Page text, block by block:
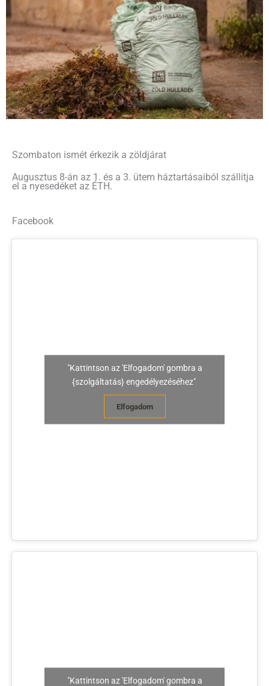
Szombaton ismét érkezik a zöldjárat
Augusztus 8-án az 1. és a 3. ütem háztartásaiból szállítja
el a nyesedéket az ÉTH.
Facebook
"Kattintson az 'Elfogadom' gombra a
{szolgáltatás} engedélyezéséhez"
Elfogadom
"Kattintson az 'Elfogadom' gombra a